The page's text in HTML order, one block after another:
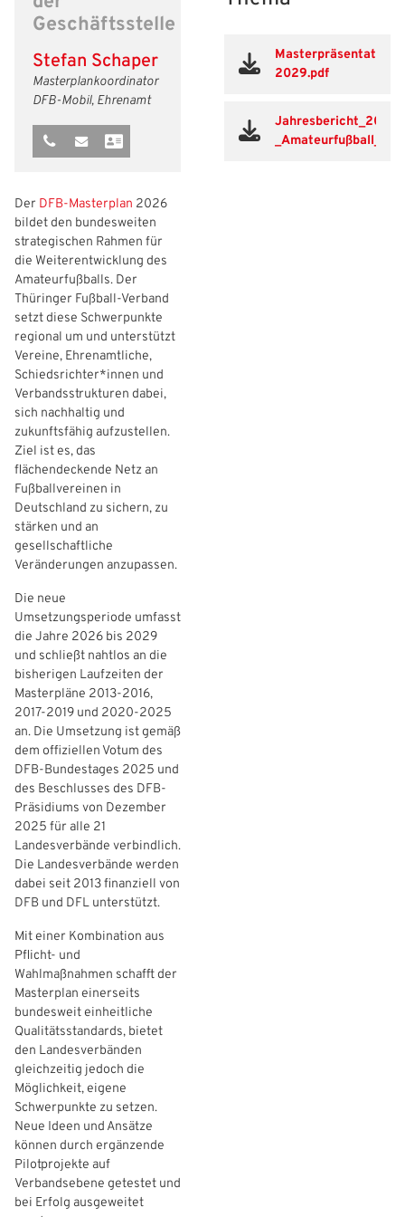
Geschäftsstelle
Stefan Schaper
Masterplankoordinator
DFB-Mobil, Ehrenamt
2029.pdf
Der DFB‑Masterplan 2026
bildet den bundesweiten
strategischen Rahmen für
die Weiterentwicklung des
Amateurfußballs. Der
Thüringer Fußball-Verband
setzt diese Schwerpunkte
regional um und unterstützt
Vereine, Ehrenamtliche,
Schiedsrichter*innen und
Verbandsstrukturen dabei,
sich nachhaltig und
zukunftsfähig aufzustellen.
Ziel ist es, das
flächendeckende Netz an
Fußballvereinen in
Deutschland zu sichern, zu
stärken und an
gesellschaftliche
Veränderungen anzupassen.
Die neue
Umsetzungsperiode umfasst
die Jahre 2026 bis 2029
und schließt nahtlos an die
bisherigen Laufzeiten der
Masterpläne 2013-2016,
2017-2019 und 2020-2025
an. Die Umsetzung ist gemäß
dem offiziellen Votum des
DFB-Bundestages 2025 und
des Beschlusses des DFB-
Präsidiums von Dezember
2025 für alle 21
Landesverbände verbindlich.
Die Landesverbände werden
dabei seit 2013 finanziell von
DFB und DFL unterstützt.
Mit einer Kombination aus
Pflicht- und
Wahlmaßnahmen schafft der
Masterplan einerseits
bundesweit einheitliche
Qualitätsstandards, bietet
den Landesverbänden
gleichzeitig jedoch die
Möglichkeit, eigene
Schwerpunkte zu setzen.
Neue Ideen und Ansätze
können durch ergänzende
Pilotprojekte auf
Verbandsebene getestet und
bei Erfolg ausgeweitet
IHR LOGIN
Benutzeranmeldung
Bitte geben Sie Ihren Benutzernamen und Ihr Passwort ein, um
Freizeit- und Breitensport
Futsal
Kinder- und Jugendschutz
#siekickt
Tage des Mädchenfußballs
Datenschutz
Länderspiele
Impressum